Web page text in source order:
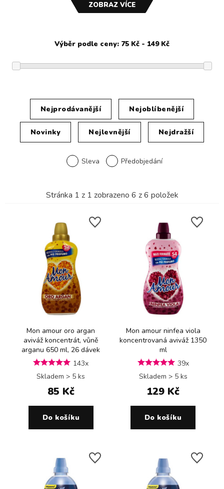
ZOBRAZ VÍCE
Nejprodávanější Nejoblíbenější
Novinky Nejlevnější Nejdražší
Sleva Předobjedání
Stránka 1 z 1 zobrazeno 6 z6 položek
Mon amour oro argan
aviváž koncentrát, vůně
arganu 650 ml, 26 dávek
143x
Skladem > 5 ks
85 Kč
Do košíku
Mon amour ninfea viola
koncentrovaná aviváž 1350
ml
39x
Skladem > 5 ks
129 Kč
Do košíku